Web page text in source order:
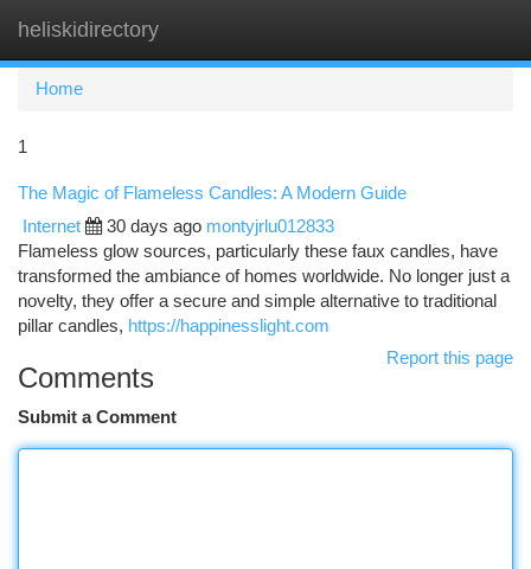
heliskidirectory
Home
1
The Magic of Flameless Candles: A Modern Guide
Internet 30 days ago montyjrlu012833
Flameless glow sources, particularly these faux candles, have
transformed the ambiance of homes worldwide. No longer just a
novelty, they offer a secure and simple alternative to traditional
pillar candles, https://happinesslight.com
Report this page
Comments
Submit a Comment